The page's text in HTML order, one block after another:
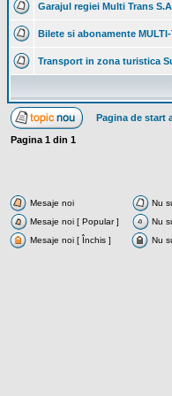
Garajul regiei Multi Trans
Bilete si abonamente
Transport in zona turistica
Pagina de start
Pagina 1 din 1
Mesaje noi Nu
Mesaje noi [ Popular ]
Nu
Mesaje noi [ Închis ]
Nu